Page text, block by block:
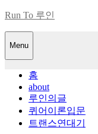
Skip
content
Run To 루인
Menu
홈
about
루인의글
퀴어이론입문
트랜스연대기